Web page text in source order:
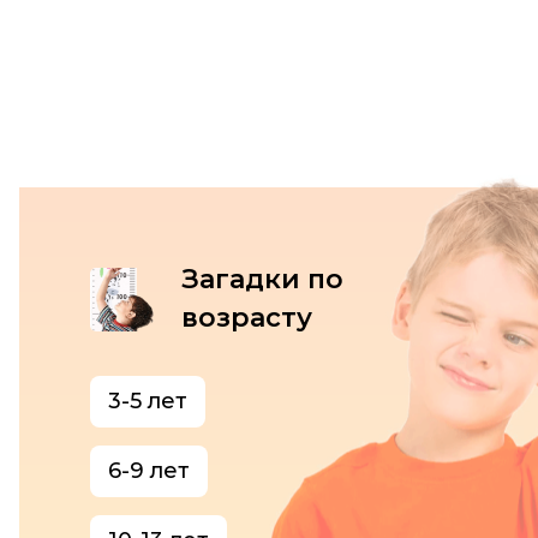
Загадки по
возрасту
3-5 лет
6-9 лет